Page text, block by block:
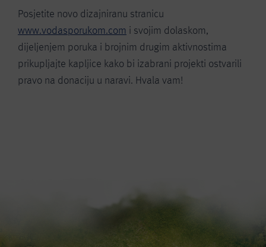
Posjetite novo dizajniranu stranicu
www.vodasporukom.com i svojim dolaskom,
dijeljenjem poruka i brojnim drugim aktivnostima
prikupljajte kapljice kako bi izabrani projekti ostvarili
pravo na donaciju u naravi. Hvala vam!